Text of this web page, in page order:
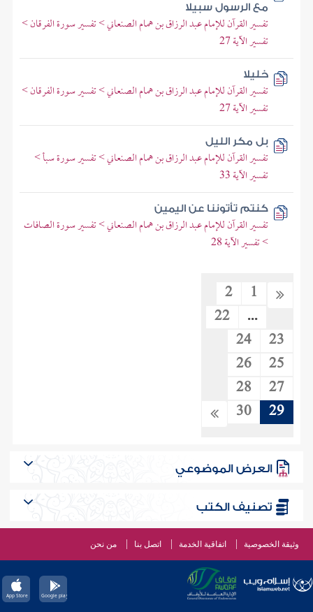
مع الرسول سبيلا
تفسير القرآن للإمام عبد الرزاق بن همام الصنعاني > تفسير سورة الفرقان >
تفسير الآية 27
خليلا
تفسير القرآن للإمام عبد الرزاق بن همام الصنعاني > تفسير سورة الفرقان >
تفسير الآية 27
بل مكر الليل
تفسير القرآن للإمام عبد الرزاق بن همام الصنعاني > تفسير سورة سبأ >
تفسير الآية 33
كنتم تأتوننا عن اليمين
تفسير القرآن للإمام عبد الرزاق بن همام الصنعاني > تفسير سورة الصافات
> تفسير الآية 28
1
2
...
22
23
24
25
26
27
28
29
30
العرض الموضوعي
تصنيف الكتب
وثيقة الخصوصية اتفاقية الخدمة اتصل بنا من نحن